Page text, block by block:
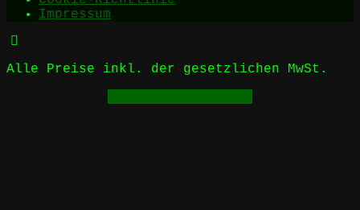
Impressum
Alle Preise inkl. der gesetzlichen MwSt.